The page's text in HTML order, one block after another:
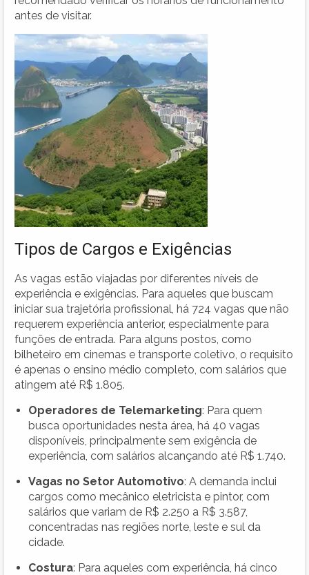
antes de visitar.
Tipos de Cargos e Exigências
As vagas estão viajadas por diferentes níveis de
experiência e exigências. Para aqueles que buscam
iniciar sua trajetória profissional, há 724 vagas que não
requerem experiência anterior, especialmente para
funções de entrada. Para alguns postos, como
bilheteiro em cinemas e transporte coletivo, o requisito
é apenas o ensino médio completo, com salários que
atingem até R$ 1.805.
Operadores de Telemarketing: Para quem
busca oportunidades nesta área, há 40 vagas
disponíveis, principalmente sem exigência de
experiência, com salários alcançando até R$ 1.740.
Vagas no Setor Automotivo: A demanda inclui
cargos como mecânico eletricista e pintor, com
salários que variam de R$ 2.250 a R$ 3.587,
concentradas nas regiões norte, leste e sul da
cidade.
Costura: Para aqueles com experiência, há cinco